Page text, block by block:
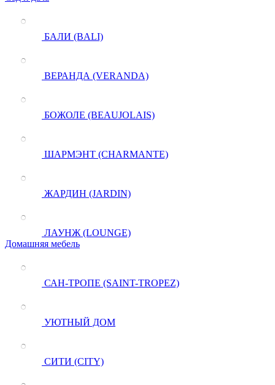
БАЛИ (BALI)
ВЕРАНДА (VERANDA)
БОЖОЛЕ (BEAUJOLAIS)
ШАРМЭНТ (CHARMANTE)
ЖАРДИН (JARDIN)
ЛАУНЖ (LOUNGE)
Домашняя мебель
САН-ТРОПЕ (SAINT-TROPEZ)
УЮТНЫЙ ДОМ
СИТИ (CITY)